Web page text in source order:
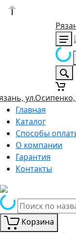
ул.Осипенко,
Главная
Каталог
Способы
О компании
Гарантия
Контакты
Корзина